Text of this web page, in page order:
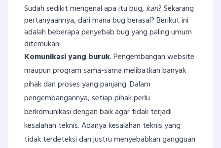
Sudah sedikit mengenal apa itu bug, kan? Sekarang
pertanyaannya, dari mana bug berasal? Berikut ini
adalah beberapa penyebab bug yang paling umum
ditemukan:
Komunikasi yang buruk. Pengembangan website
maupun program sama-sama melibatkan banyak
pihak dan proses yang panjang. Dalam
pengembangannya, setiap pihak perlu
berkomunikasi dengan baik agar tidak terjadi
kesalahan teknis. Adanya kesalahan teknis yang
tidak terdeteksi dan justru menyebabkan gangguan